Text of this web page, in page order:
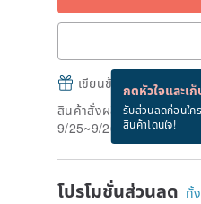
กดหัวใจและเ
รับส่วนลดก่อนใค
สินค้าโดนใจ!
เขียนข้อความและส่ง
สินค้าสั่งผลิต" ใช้เวลาผลิต
9/25~9/26
โปรโมชั่นส่วนลด ทั้